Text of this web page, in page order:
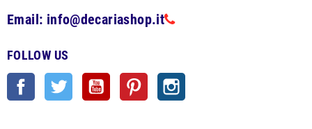
Email: info@decariashop.it
FOLLOW US
Facebook Twitter YouTube Pinterest